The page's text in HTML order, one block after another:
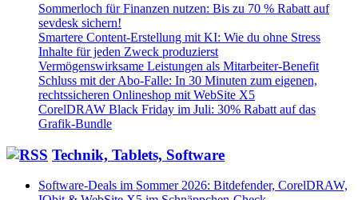
Sommerloch für Finanzen nutzen: Bis zu 70 % Rabatt auf
sevdesk sichern!
Smartere Content-Erstellung mit KI: Wie du ohne Stress
Inhalte für jeden Zweck produzierst
Vermögenswirksame Leistungen als Mitarbeiter-Benefit
Schluss mit der Abo-Falle: In 30 Minuten zum eigenen,
rechtssicheren Onlineshop mit WebSite X5
CorelDRAW Black Friday im Juli: 30% Rabatt auf das
Grafik-Bundle
Technik, Tablets, Software
Software-Deals im Sommer 2026: Bitdefender, CorelDRAW,